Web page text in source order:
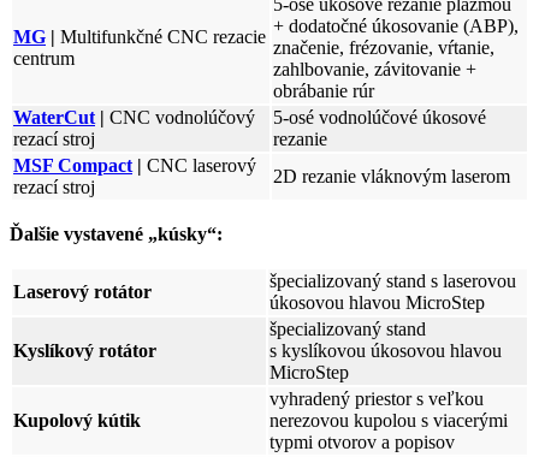
MG | Multifunkčné CNC rezacie
centrum
5-osé úkosové rezanie plazmou
+ dodatočné úkosovanie (ABP),
značenie, frézovanie, vŕtanie,
zahlbovanie, závitovanie +
obrábanie rúr
WaterCut | CNC vodnolúčový
rezací stroj
5-osé vodnolúčové úkosové
rezanie
MSF Compact| CNC laserový
rezací stroj
2D rezanie vláknovým laserom
Ďalšie vystavené „kúsky“:
Laserový rotátor
špecializovaný stand s laserovou
úkosovou hlavou MicroStep
Kyslíkový rotátor
špecializovaný stand
s kyslíkovou úkosovou hlavou
MicroStep
Kupolový kútik
vyhradený priestor s veľkou
nerezovou kupolou s viacerými
typmi otvorov a popisov